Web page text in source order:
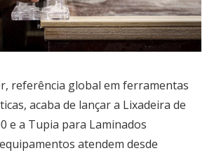
referência global em ferramentas
acaba de lançar a Lixadeira de
e a Tupia para Laminados
atendem desde